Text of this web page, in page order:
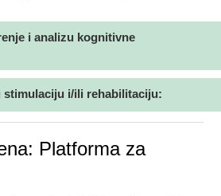
i analizu kognitivne
stimulaciju i/ili rehabilitaciju:
Platforma za